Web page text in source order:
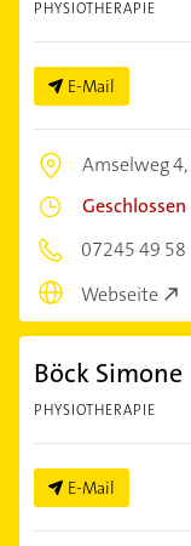
PHYSIOTHERAPIE
E-Mail
Amselweg 4,
Geschlossen
07245 49 58
Webseite
Böck Simone
PHYSIOTHERAPIE
E-Mail